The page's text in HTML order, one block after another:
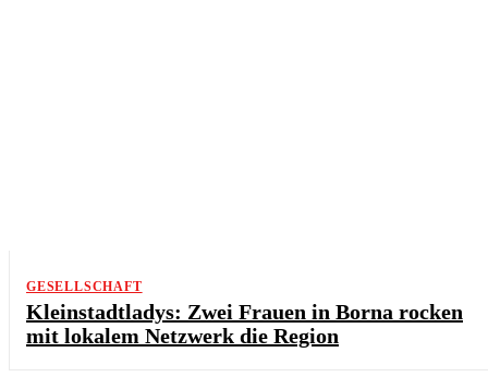
GESELLSCHAFT
Kleinstadtladys: Zwei Frauen in Borna rocken
mit lokalem Netzwerk die Region